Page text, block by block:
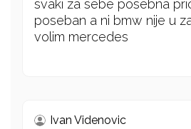
svaki za sebe posebna
poseban a ni bmw nije u
volim mercedes
Ivan Videnovic